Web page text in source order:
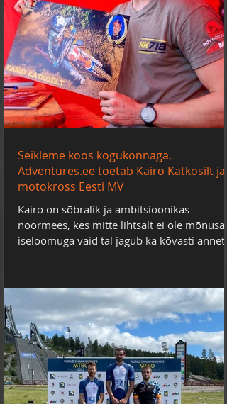
Seikleme koos kogukonnaga.
Adventures.ee toetab Kairo Katkosilt ja
motokross Eesti MV
Kairo on sõbralik ja ambitsioonikas
noormees, kes mitte lihtsalt ei ole mõnusa
iseloomuga vaid tal jagub ka kõvasti annet!